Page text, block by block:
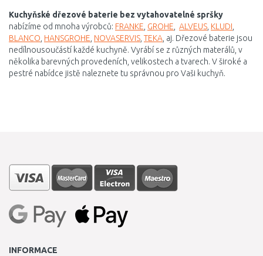
Kuchyňské dřezové baterie bez vytahovatelné spršky
nabízíme od mnoha výrobců: FRANKE GROHE ALVEUS KLUDI
BLANCO HANSGROHE NOVASERVIS TEKA , aj. Dřezové baterie jsou
nedílnousoučástí každé kuchyně. Vyrábí se z různých materálů, v
několika barevných provedeních, velikostech a tvarech. V široké a
pestré nabídce jistě naleznete tu správnou pro Vaši kuchyň.
INFORMACE